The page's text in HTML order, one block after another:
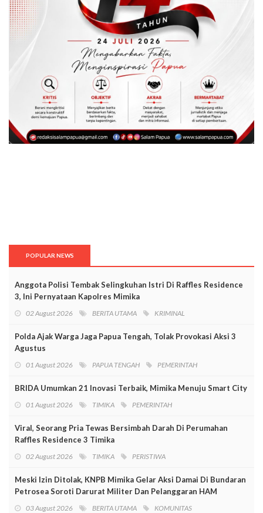
POPULAR NEWS
Anggota Polisi Tembak Selingkuhan Istri Di Raffles Residence
3, Ini Pernyataan Kapolres Mimika
02 August 2026 BERITA UTAMA KRIMINAL
Polda Ajak Warga Jaga Papua Tengah, Tolak Provokasi Aksi 3
Agustus
01 August 2026 PAPUA TENGAH PEMERINTAH
BRIDA Umumkan 21 Inovasi Terbaik, Mimika Menuju Smart City
01 August 2026 TIMIKA PEMERINTAH
Viral, Seorang Pria Tewas Bersimbah Darah Di Perumahan
Raffles Residence 3 Timika
02 August 2026 TIMIKA PERISTIWA
Meski Izin Ditolak, KNPB Mimika Gelar Aksi Damai Di Bundaran
Petrosea Soroti Darurat Militer Dan Pelanggaran HAM
03 August 2026 BERITA UTAMA KOMUNITAS